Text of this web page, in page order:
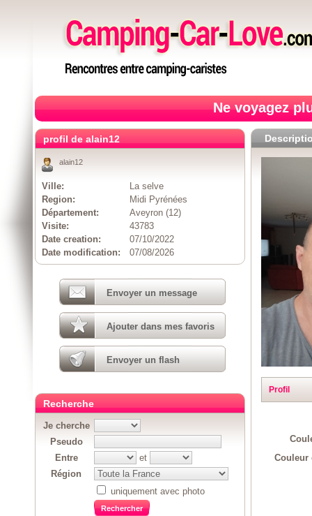
Ne voyagez
Profil
Couleur
profil de alain12
alain12
Ville:
La selve
Region:
Midi Pyrénées
Département:
Aveyron (12)
Visite:
43783
Date creation:
07/10/2022
Date modification:
07/08/2026
Envoyer un message
Ajouter dans mes favoris
Envoyer un flash
Recherche
Je cherche
Pseudo
Entre
et
Région
uniquement avec photo